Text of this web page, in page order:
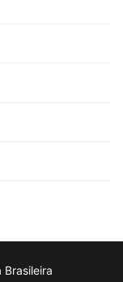
Brasileira